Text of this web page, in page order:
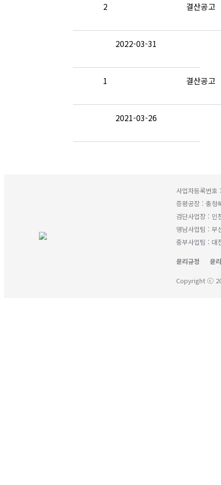
2 결산공고
2022-03-31
1 결산공고
2021-03-26
사업자등록번
증평공장 : 충청
검단사업장 : 인
영남사업팀 : 부
중부사업팀 : 대
윤리규정 윤
Copyright ⓒ